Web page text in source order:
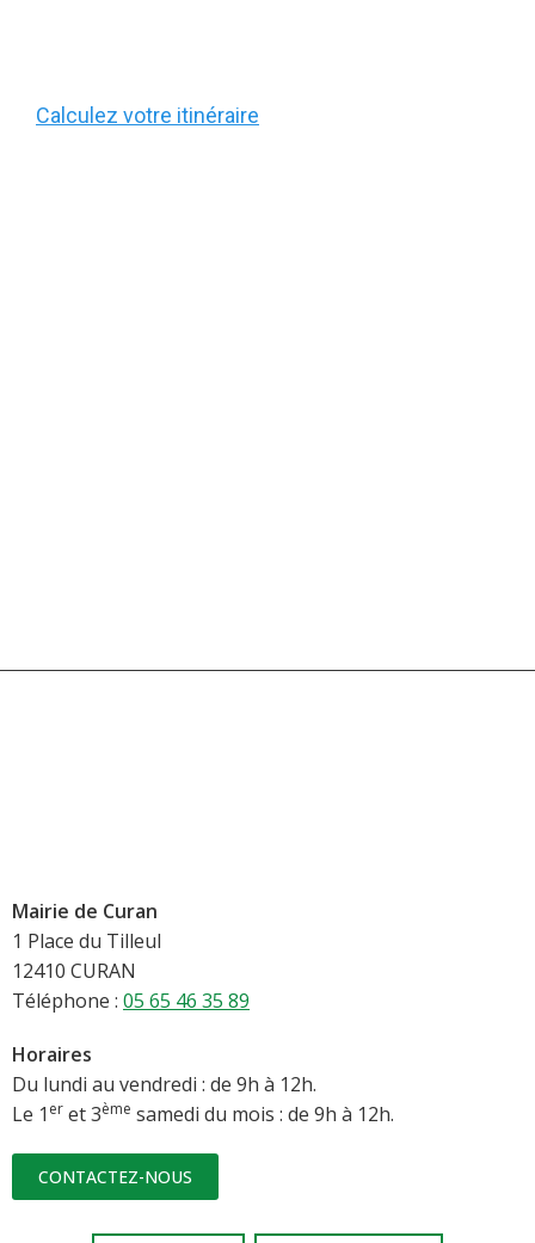
Calculez votre itinéraire
Mairie de Curan
1 Place du Tilleul
12410 CURAN
Téléphone : 05 65 46 35 89
Horaires
Du lundi au vendredi : de 9h à 12h.
Le 1 er et 3ème samedi du mois : de 9h à 12h.
CONTACTEZ-NOUS